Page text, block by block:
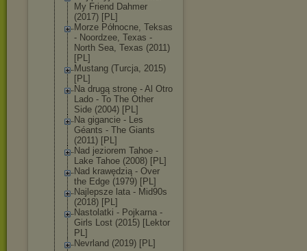
My Friend Dahmer
(2017) [PL]
Morze Północne, Teksas
- Noordzee, Texas -
North Sea, Texas (2011)
[PL]
Mustang (Turcja, 2015)
[PL]
Na drugą stronę - Al Otro
Lado - To The Other
Side (2004) [PL]
Na gigancie - Les
Géants - The Giants
(2011) [PL]
Nad jeziorem Tahoe -
Lake Tahoe (2008) [PL]
Nad krawędzią - Over
the Edge (1979) [PL]
Najlepsze lata - Mid90s
(2018) [PL]
Nastolatki - Pojkarna -
Girls Lost (2015) [Lektor
PL]
Nevrland (2019) [PL]